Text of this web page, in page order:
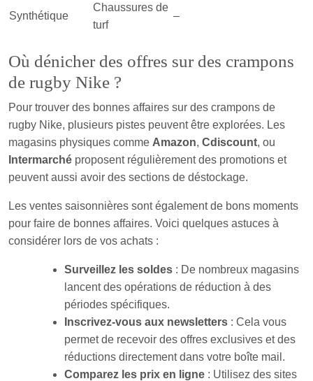
Synthétique
Chaussures de
turf
–
Où dénicher des offres sur des crampons
de rugby Nike ?
Pour trouver des bonnes affaires sur des crampons de
rugby Nike, plusieurs pistes peuvent être explorées. Les
magasins physiques comme Amazon, Cdiscount, ou
Intermarché proposent régulièrement des promotions et
peuvent aussi avoir des sections de déstockage.
Les ventes saisonnières sont également de bons moments
pour faire de bonnes affaires. Voici quelques astuces à
considérer lors de vos achats :
Surveillez les soldes : De nombreux magasins
lancent des opérations de réduction à des
périodes spécifiques.
Inscrivez-vous aux newsletters : Cela vous
permet de recevoir des offres exclusives et des
réductions directement dans votre boîte mail.
Comparez les prix en ligne : Utilisez des sites